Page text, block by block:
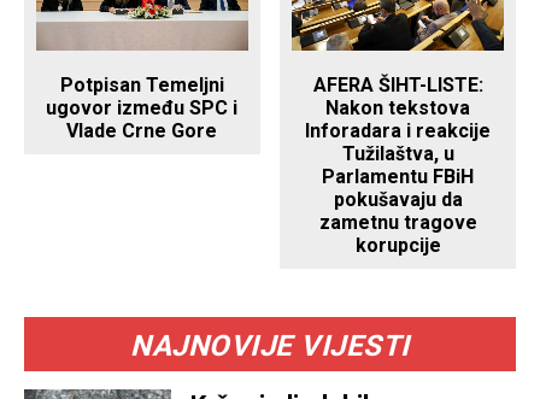
Potpisan Temeljni
ugovor između SPC i
Vlade Crne Gore
AFERA ŠIHT-LISTE:
Nakon tekstova
Inforadara i reakcije
Tužilaštva, u
Parlamentu FBiH
pokušavaju da
zametnu tragove
korupcije
NAJNOVIJE VIJESTI